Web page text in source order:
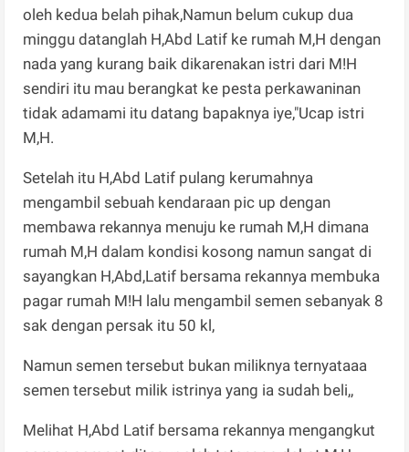
oleh kedua belah pihak,Namun belum cukup dua
minggu datanglah H,Abd Latif ke rumah M,H dengan
nada yang kurang baik dikarenakan istri dari M!H
sendiri itu mau berangkat ke pesta perkawaninan
tidak adamami itu datang bapaknya iye,"Ucap istri
M,H.
Setelah itu H,Abd Latif pulang kerumahnya
mengambil sebuah kendaraan pic up dengan
membawa rekannya menuju ke rumah M,H dimana
rumah M,H dalam kondisi kosong namun sangat di
sayangkan H,Abd,Latif bersama rekannya membuka
pagar rumah M!H lalu mengambil semen sebanyak 8
sak dengan persak itu 50 kl,
Namun semen tersebut bukan miliknya ternyataaa
semen tersebut milik istrinya yang ia sudah beli,,
Melihat H,Abd Latif bersama rekannya mengangkut